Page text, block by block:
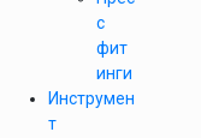
с
фит
инги
Инструмен
т